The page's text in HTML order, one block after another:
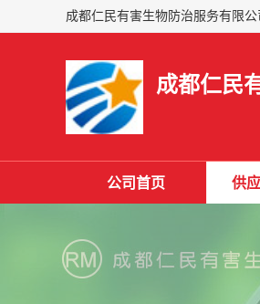
成都仁民
公司首页 供